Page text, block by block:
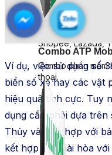
Combo ATP
Combo phần mềm
thoại.
Simple Replay
App ghi hình tự
Shopee, Lazada,
Ví dụ, việc sử dụng số
biển số xe hay các vật
hiệu quả tích cực. Tuy
dụng cần phải dựa trên
Thủy và phù hợp với
kết hợp này hài hòa